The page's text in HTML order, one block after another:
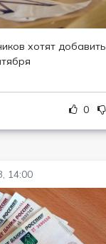
хотят добавить
0
14:00